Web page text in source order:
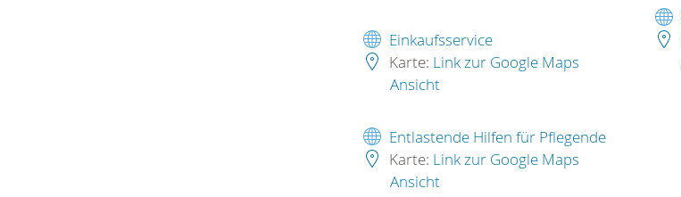
Einkaufsservice
Karte: Link zur Google Maps
Ansicht
Entlastende Hilfen für Pflegende
Karte: Link zur Google Maps
Ansicht